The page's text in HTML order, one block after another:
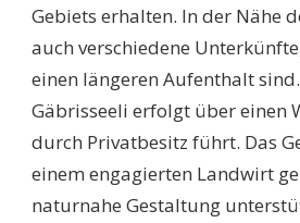
Gebiets erhalten. In der Nähe
auch verschiedene
einen längeren Aufenthalt
Gäbrisseeli erfolgt über einen
durch Privatbesitz führt. Das
einem engagierten Landwirt
naturnahe Gestaltung